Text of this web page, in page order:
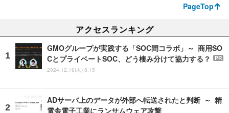
PageTop
アクセスランキング
GMOグループが実践する「SOC間コラボ」～ 商用SO
CとプライベートSOC、どう棲み分けて協力する？
PR
2024.12.19(木) 8:15
ADサーバ上のデータが外部へ転送されたと判断 ～ 精
電舎電子工業にランサムウェア攻撃